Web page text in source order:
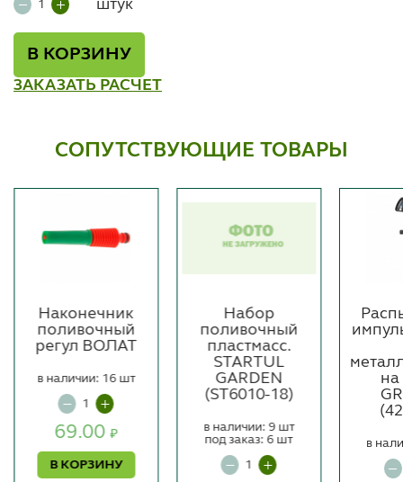
штук
В КОРЗИНУ
ЗАКАЗАТЬ РАСЧЕТ
СОПУТСТВУЮЩИЕ ТОВАРЫ
Наконечник
поливочный
регул ВОЛАТ
69.00₽
В КОРЗИНУ
в наличии: 16 шт
Набор
поливочный
пластмасс.
STARTUL
GARDEN
(ST6010-18)
в наличии: 9 шт
под заказ: 6 шт
на
в